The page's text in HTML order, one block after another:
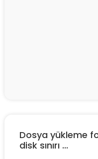
Dosya yükleme
disk sınırı ...